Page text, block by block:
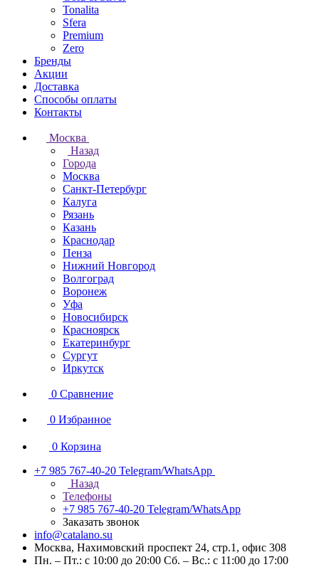
Tonalita
Sfera
Premium
Zero
Бренды
Акции
Доставка
Способы оплаты
Контакты
Москва
Назад
Города
Москва
Санкт-Петербург
Калуга
Рязань
Казань
Краснодар
Пенза
Нижний Новгород
Волгоград
Воронеж
Уфа
Новосибирск
Красноярск
Екатеринбург
Сургут
Иркутск
0 Сравнение
0 Избранное
0 Корзина
+7 985 767-40-20 Telegram/WhatsApp
Назад
Телефоны
+7 985 767-40-20 Telegram/WhatsApp
Заказать звонок
info@catalano.su
Москва, Нахимовский проспект 24, стр.1, офис 308
Пн. – Пт.: с 10:00 до 20:00 Сб. – Вс.: с 11:00 до 17:00